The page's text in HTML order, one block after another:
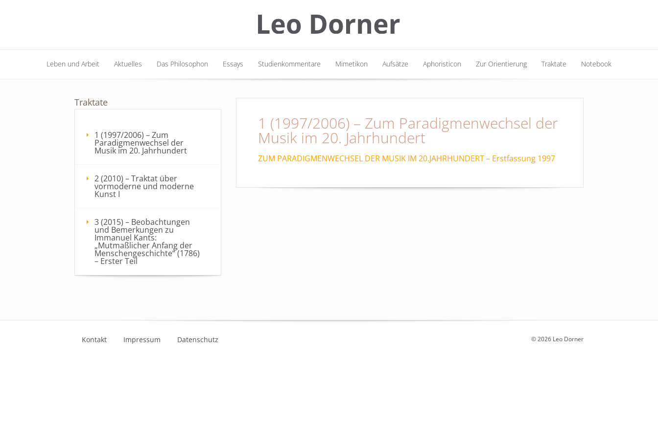
Leben und Arbeit Aktuelles Das Philosophon Essays Studienkommentare Mimetikon Aufsätze Aphoristicon Zur Orientierung Traktate Notebook
1 (1997/2006) – Zum Paradigmenwechsel der
Musik im 20. Jahrhundert
ZUM PARADIGMENWECHSEL DER MUSIK IM 20.JAHRHUNDERT – Erstfassung 1997
Traktate
1 (1997/2006) – Zum
Paradigmenwechsel der
Musik im 20. Jahrhundert
2 (2010) – Traktat über
vormoderne und moderne
Kunst I
3 (2015) – Beobachtungen
und Bemerkungen zu
Immanuel Kants:
„Mutmaßlicher Anfang der
Menschengeschichte“ (1786)
– Erster Teil
Kontakt Impressum Datenschutz © 2026 Leo Dorner